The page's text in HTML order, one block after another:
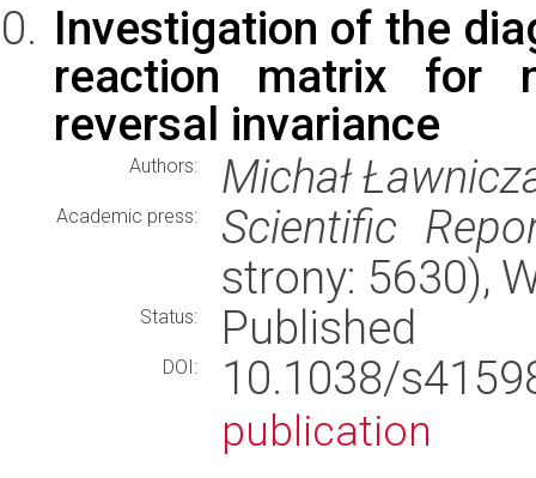
Investigation of the
reaction matrix for
reversal invariance
Authors: Michał
Academic press:
Scientific
strony: 5630),
Status: Published
DOI: 10.1038/
publication